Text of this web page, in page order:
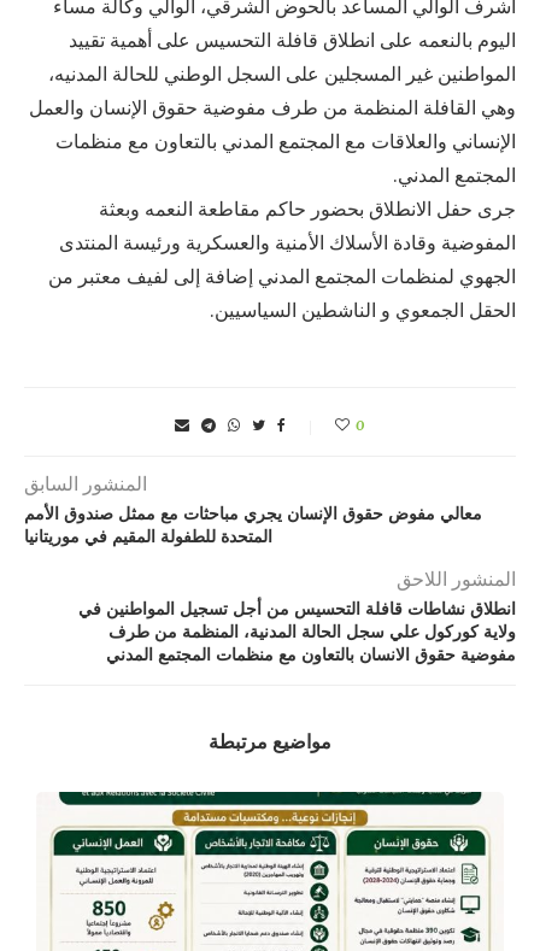
أشرف الوالي المساعد بالحوض الشرقي، الوالي وكالة مساء
اليوم بالنعمه على انطلاق قافلة التحسيس على أهمية تقييد
المواطنين غير المسجلين على السجل الوطني للحالة المدنيه،
وهي القافلة المنظمة من طرف مفوضية حقوق الإنسان والعمل
الإنساني والعلاقات مع المجتمع المدني بالتعاون مع منظمات
المجتمع المدني.
جرى حفل الانطلاق بحضور حاكم مقاطعة النعمه وبعثة
المفوضية وقادة الأسلاك الأمنية والعسكرية ورئيسة المنتدى
الجهوي لمنظمات المجتمع المدني إضافة إلى لفيف معتبر من
الحقل الجمعوي و الناشطين السياسيين.
0
المنشور السابق
معالي مفوض حقوق الإنسان يجري مباحثات مع ممثل صندوق الأمم
المتحدة للطفولة المقيم في موريتانيا
المنشور اللاحق
انطلاق نشاطات قافلة التحسيس من أجل تسجيل المواطنين في
ولاية كوركول علي سجل الحالة المدنية، المنظمة من طرف
مفوضية حقوق الانسان بالتعاون مع منظمات المجتمع المدني
مواضيع مرتبطة